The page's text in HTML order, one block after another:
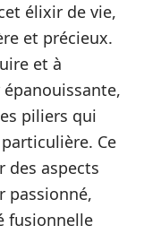
élixir de vie,
et précieux.
et à
piliers qui
Ce
des aspects
passionné,
fusionnelle